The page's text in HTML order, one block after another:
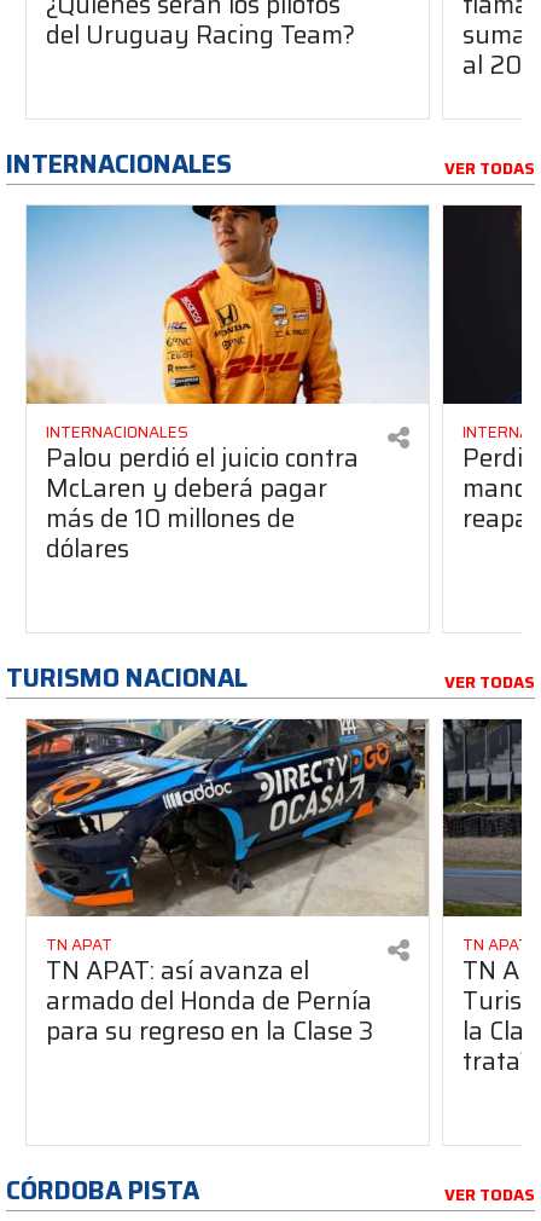
del Uruguay Racing Team? suma
al
INTERNACIONALES VER TODAS
INTERNACIONALES
Palou perdió el juicio contra
McLaren y deberá pagar
más de 10 millones de
dólares
TURISMO NACIONAL VER TODAS
TN APAT
TN APAT: así avanza el
armado del Honda de Pernía
para su regreso en la Clase 3
TN APAT
TN
la
trata?
CÓRDOBA PISTA VER TODAS